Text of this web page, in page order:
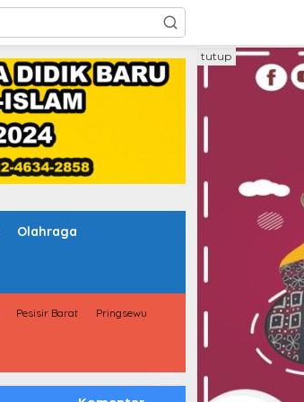
Olahraga
Pesisir Barat Pringsewu
tutup